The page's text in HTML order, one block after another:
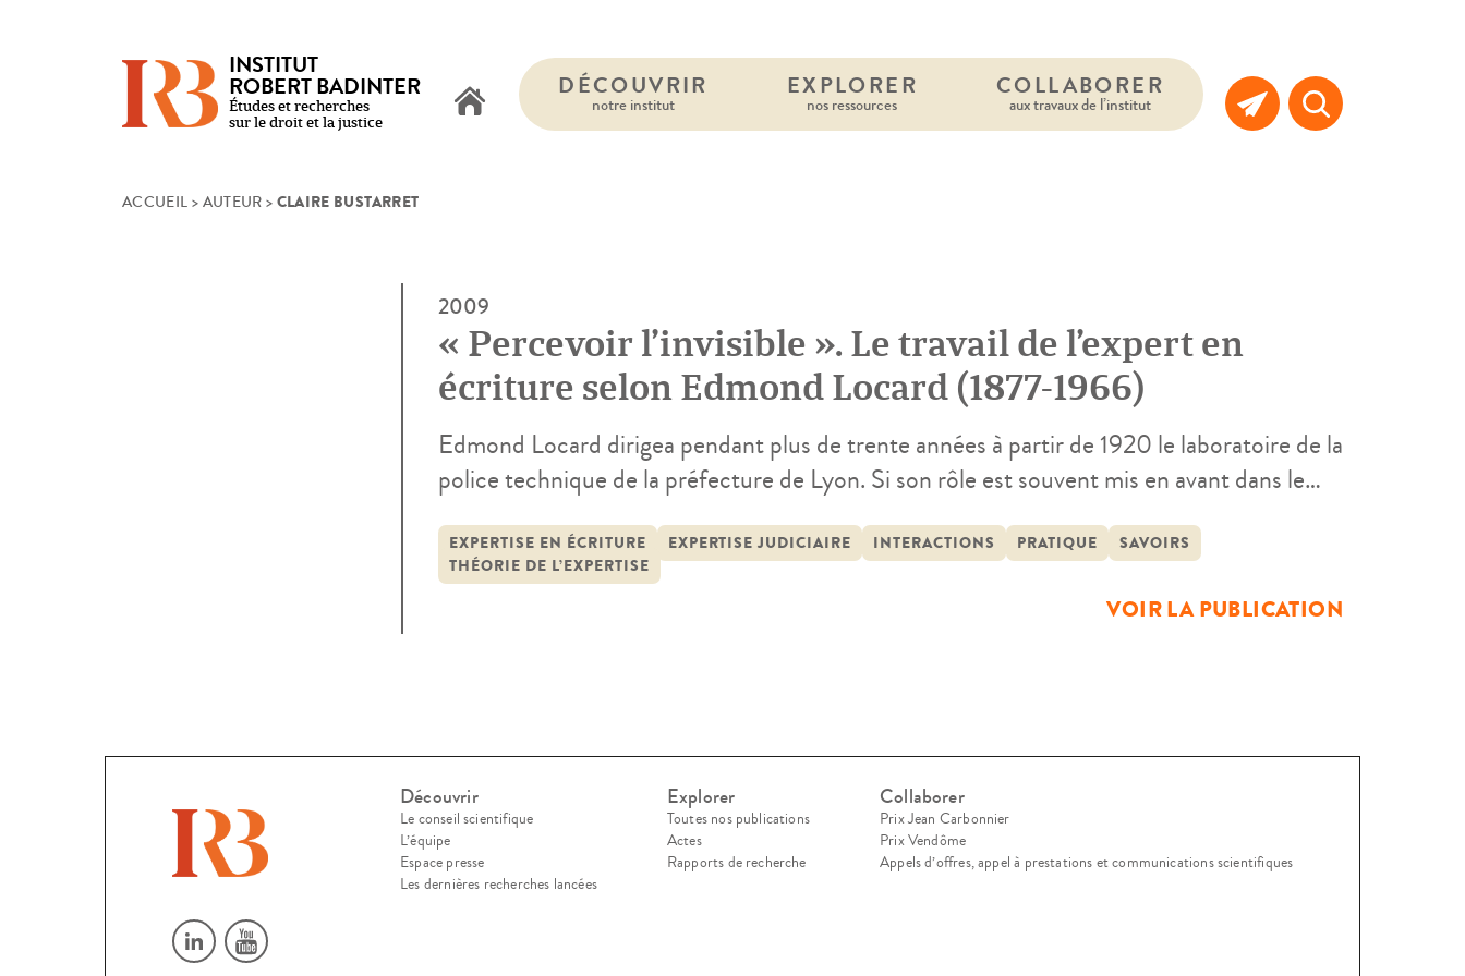
INSTITUT
ROBERT BADINTER
Études et recherches
sur le droit et la justice
DÉCOUVRIR
notre institut
EXPLORER
nos ressources
COLLABORER
aux travaux de l’institut
ACCUEIL > AUTEUR > CLAIRE BUSTARRET
2009
« Percevoir l’invisible ». Le travail de l’expert en
écriture selon Edmond Locard (1877-1966)
Edmond Locard dirigea pendant plus de trente années à partir de 1920 le laboratoire de la
police technique de la préfecture de Lyon. Si son rôle est souvent mis en avant dans le
Auteur prolifique, expert dans plusieurs milliers d’affaires, véritable personnage dont […]
EXPERTISE EN ÉCRITURE EXPERTISE JUDICIAIRE INTERACTIONS PRATIQUE
SAVOIRS
THÉORIE DE L’EXPERTISE
VOIR LA PUBLICATION
Découvrir
Le conseil scientifique
L’équipe
Espace presse
Les dernières recherches lancées
Explorer
Toutes nos publications
Actes
Rapports de recherche
Collaborer
Prix Jean Carbonnier
Prix Vendôme
Appels d’offres, appel à prestations et communications scientifiques